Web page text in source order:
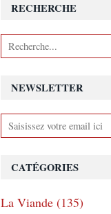
NEWSLETTER
RECHERCHE
CATÉGORIES
La Viande (135)